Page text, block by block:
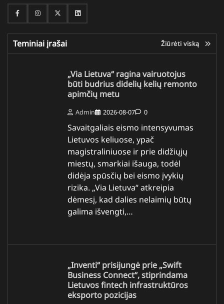
FacebookInstagramTwitterLinkedin
Teminiai įrašai Žiūrėti viską
„Via Lietuva“ ragina vairuotojus
būti budrius didelių kelių remonto
apimčių metu
Admin 2026-08-07 0
Savaitgaliais eismo intensyvumas
Lietuvos keliuose, ypač
magistraliniuose ir prie didžiųjų
miestų, smarkiai išauga, todėl
didėja spūsčių bei eismo įvykių
rizika. „Via Lietuva“ atkreipia
dėmesį, kad dalies nelaimių būtų
galima išvengti,…
„Inventi“ prisijungė prie „Swift
Business Connect“, stiprindama
Lietuvos fintech infrastruktūros
eksporto pozicijas